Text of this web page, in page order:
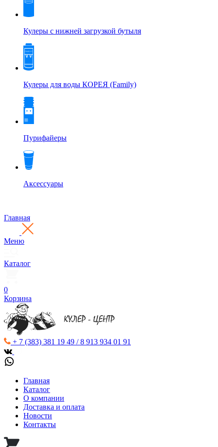
Кулеры с нижней загрузкой бутыля
Кулеры для воды КОРЕЯ (Family)
Пурифайеры
Аксессуары
Главная
Меню
Каталог
0
Корзина
+ 7 (383) 381 19 49 / 8 913 934 01 91
Главная
Каталог
О компании
Доставка и оплата
Новости
Контакты